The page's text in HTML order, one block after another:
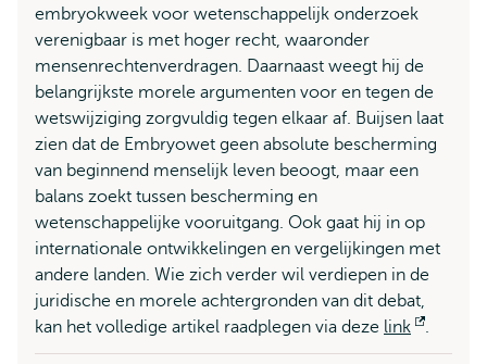
embryokweek voor wetenschappelijk onderzoek
verenigbaar is met hoger recht, waaronder
mensenrechtenverdragen. Daarnaast weegt hij de
belangrijkste morele argumenten voor en tegen de
wetswijziging zorgvuldig tegen elkaar af. Buijsen laat
zien dat de Embryowet geen absolute bescherming
van beginnend menselijk leven beoogt, maar een
balans zoekt tussen bescherming en
wetenschappelijke vooruitgang. Ook gaat hij in op
internationale ontwikkelingen en vergelijkingen met
andere landen. Wie zich verder wil verdiepen in de
juridische en morele achtergronden van dit debat,
kan het volledige artikel raadplegen via deze link
Opent
extern
.